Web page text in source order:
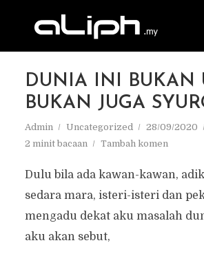
DUNIA INI BUKAN
BUKAN JUGA
Admin Uncategorized
28/09/2020
2 minit bacaan
Tambah komen
Dulu bila ada kawan-kawan,
sedara mara, isteri-isteri dan
mengadu dekat aku masalah
aku akan sebut,